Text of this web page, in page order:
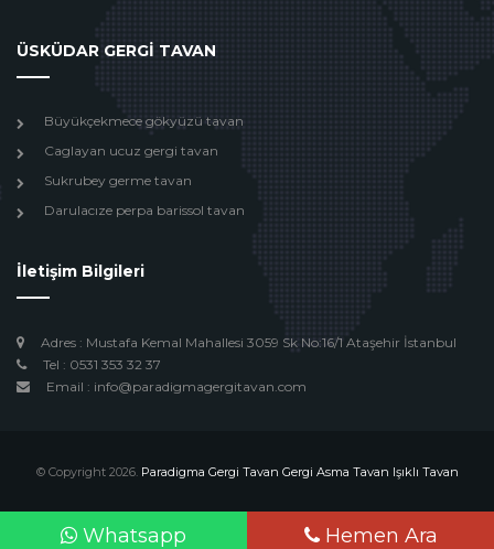
Whatsapp Hemen Ara
ÜSKÜDAR GERGİ TAVAN
Büyükçekmece gökyüzü tavan
Caglayan ucuz gergi tavan
Sukrubey germe tavan
Darulacıze perpa barissol tavan
İletişim Bilgileri
Adres : Mustafa Kemal Mahallesi 3059 Sk No:16/1 Ataşehir İstanbul
Tel : 0531 353 32 37
Email : info@paradigmagergitavan.com
© Copyright 2026. Paradigma Gergi Tavan Gergi Asma Tavan Işıklı Tavan